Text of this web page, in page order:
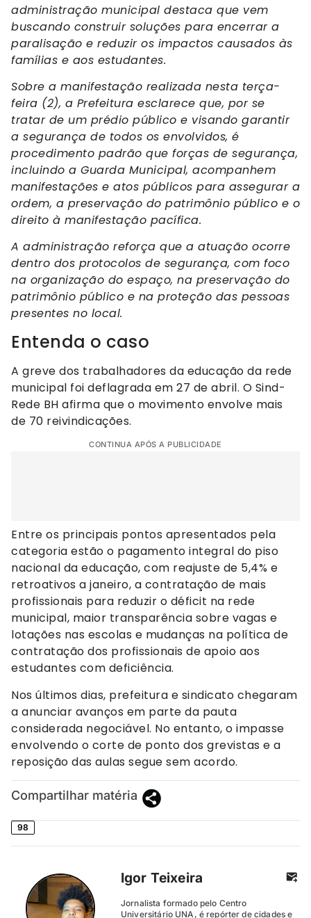
administração municipal destaca que vem
buscando construir soluções para encerrar a
paralisação e reduzir os impactos causados às
famílias e aos estudantes.
Sobre a manifestação realizada nesta terça-
feira (2), a Prefeitura esclarece que, por se
tratar de um prédio público e visando garantir
a segurança de todos os envolvidos, é
procedimento padrão que forças de segurança,
incluindo a Guarda Municipal, acompanhem
manifestações e atos públicos para assegurar a
ordem, a preservação do patrimônio público e o
direito à manifestação pacífica.
A administração reforça que a atuação ocorre
dentro dos protocolos de segurança, com foco
na organização do espaço, na preservação do
patrimônio público e na proteção das pessoas
presentes no local.
Entenda o caso
A greve dos trabalhadores da educação da rede
municipal foi deflagrada em 27 de abril. O Sind-
Rede BH afirma que o movimento envolve mais
de 70 reivindicações.
CONTINUA APÓS A PUBLICIDADE
Entre os principais pontos apresentados pela
categoria estão o pagamento integral do piso
nacional da educação, com reajuste de 5,4% e
retroativos a janeiro, a contratação de mais
profissionais para reduzir o déficit na rede
municipal, maior transparência sobre vagas e
lotações nas escolas e mudanças na política de
contratação dos profissionais de apoio aos
estudantes com deficiência.
Nos últimos dias, prefeitura e sindicato chegaram
a anunciar avanços em parte da pauta
considerada negociável. No entanto, o impasse
envolvendo o corte de ponto dos grevistas e a
reposição das aulas segue sem acordo.
Compartilhar matéria
98
Igor Teixeira
Jornalista formado pelo Centro
Universitário UNA, é repórter de cidades e